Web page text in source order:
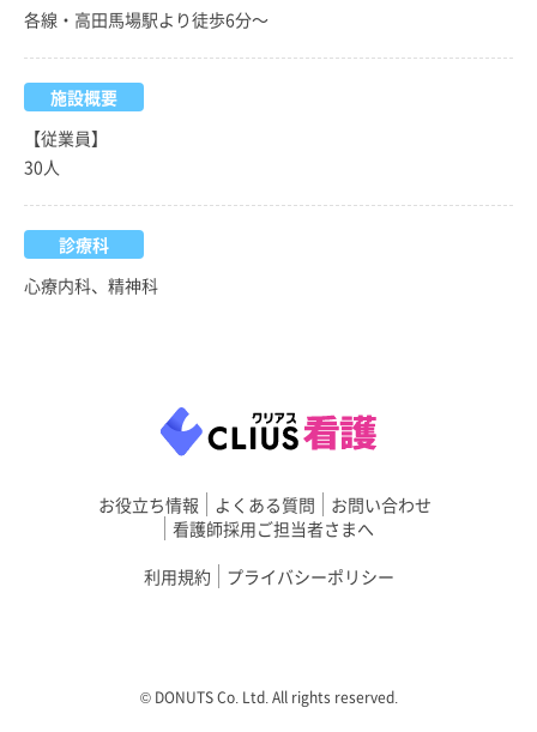
各線・高田馬場駅より徒歩6分～
施設概要
【従業員】
30人
診療科
心療内科、精神科
お役立ち情報 よくある質問
お問い合わせ
看護師採用ご担当者さまへ
利用規約
プライバシーポリシー
©︎ DONUTS Co. Ltd. All rights reserved.